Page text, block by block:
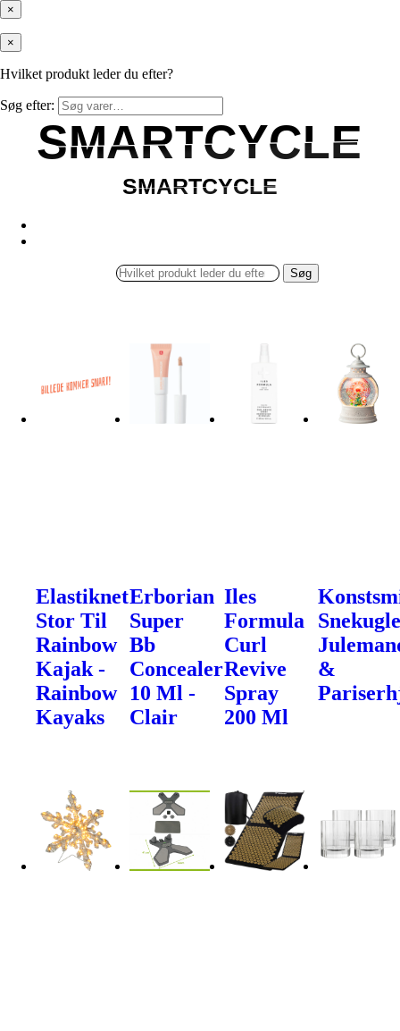
×
×
Hvilket produkt leder du efter?
Søg efter:
SMARTCYCLE
SMARTCYCLE
SMARTCYCLE
SMARTCYCLE
Søg
Elastiknet
Stor Til
Rainbow
Kajak -
Rainbow
Kayaks
Erborian
Super
Bb
Concealer
10 Ml -
Clair
Iles
Formula
Curl
Revive
Spray
200 Ml
&